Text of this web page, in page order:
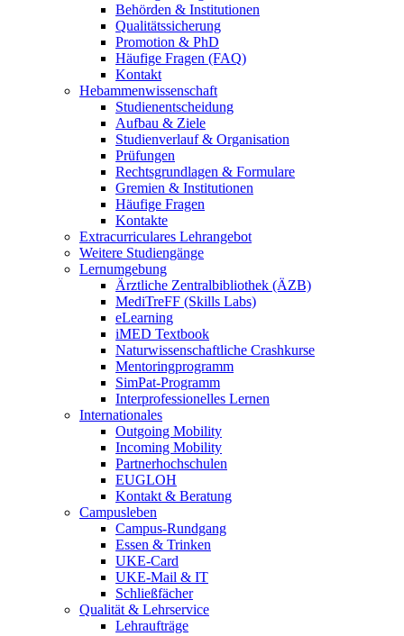
Behörden & Institutionen
Qualitätssicherung
Promotion & PhD
Häufige Fragen (FAQ)
Kontakt
Hebammenwissenschaft
Studienentscheidung
Aufbau & Ziele
Studienverlauf & Organisation
Prüfungen
Rechtsgrundlagen & Formulare
Gremien & Institutionen
Häufige Fragen
Kontakte
Extracurriculares Lehrangebot
Weitere Studiengänge
Lernumgebung
Ärztliche Zentralbibliothek (ÄZB)
MediTreFF (Skills Labs)
eLearning
iMED Textbook
Naturwissenschaftliche Crashkurse
Mentoringprogramm
SimPat-Programm
Interprofessionelles Lernen
Internationales
Outgoing Mobility
Incoming Mobility
Partnerhochschulen
EUGLOH
Kontakt & Beratung
Campusleben
Campus-Rundgang
Essen & Trinken
UKE-Card
UKE-Mail & IT
Schließfächer
Qualität & Lehrservice
Lehraufträge